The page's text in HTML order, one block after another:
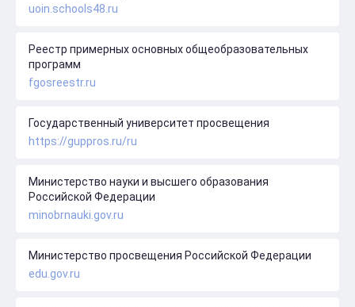
uoin.schools48.ru
Реестр примерных основных общеобразовательных
программ
fgosreestr.ru
Государственный университет просвещения
https://guppros.ru/ru
Министерство науки и высшего образования
Российской Федерации
minobrnauki.gov.ru
Министерство просвещения Российской Федерации
edu.gov.ru